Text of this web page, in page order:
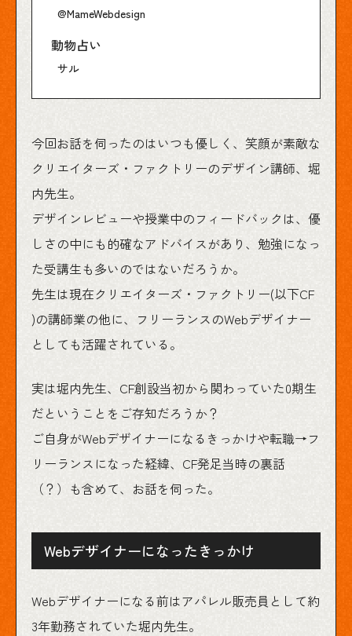
@MameWebdesign
動物占い
サル
今回お話を伺ったのはいつも優しく、笑顔が素敵な
クリエイターズ・ファクトリーのデザイン講師、堀
内先生。
デザインレビューや授業中のフィードバックは、優
しさの中にも的確なアドバイスがあり、勉強になっ
た受講生も多いのではないだろうか。
先生は現在クリエイターズ・ファクトリー(以下CF
)の講師業の他に、フリーランスのWebデザイナー
としても活躍されている。
実は堀内先生、CF創設当初から関わっていた0期生
だということをご存知だろうか？
ご自身がWebデザイナーになるきっかけや転職→フ
リーランスになった経緯、CF発足当時の裏話
（？）も含めて、お話を伺った。
Webデザイナーになったきっかけ
Webデザイナーになる前はアパレル販売員として約
3年勤務されていた堀内先生。